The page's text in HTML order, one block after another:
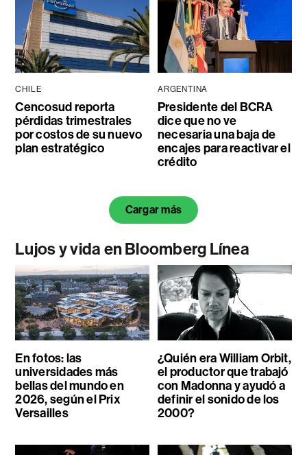
CHILE
Cencosud reporta
pérdidas trimestrales
por costos de su nuevo
plan estratégico
ARGENTINA
Presidente del BCRA
dice que no ve
necesaria una baja de
encajes para reactivar el
crédito
Cargar más
Lujos y vida en Bloomberg Línea
En fotos: las
universidades más
bellas del mundo en
2026, según el Prix
Versailles
¿Quién era William Orbit,
el productor que trabajó
con Madonna y ayudó a
definir el sonido de los
2000?